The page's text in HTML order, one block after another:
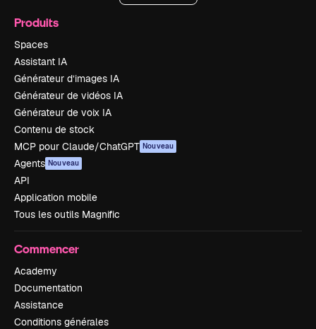
Produits
Spaces
Assistant IA
Générateur d’images IA
Générateur de vidéos IA
Générateur de voix IA
Contenu de stock
MCP pour Claude/ChatGPT Nouveau
Agents Nouveau
API
Application mobile
Tous les outils Magnific
Commencer
Academy
Documentation
Assistance
Conditions générales